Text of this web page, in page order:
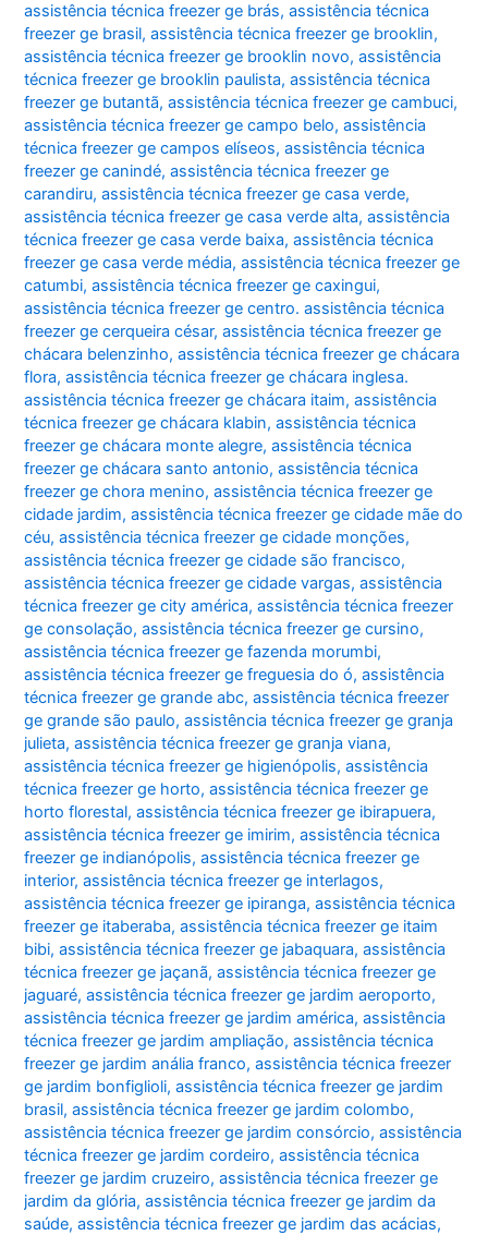
assistência técnica freezer ge brás,assistência técnica
freezer ge brasil,assistência técnica freezer ge brooklin,
assistência técnica freezer ge brooklin novo,assistência
técnica freezer ge brooklin paulista,assistência técnica
freezer ge butantã,assistência técnica freezer ge cambuci,
assistência técnica freezer ge campo belo,assistência
técnica freezer ge campos elíseos,assistência técnica
freezer ge canindé,assistência técnica freezer ge
carandiru,assistência técnica freezer ge casa verde,
assistência técnica freezer ge casa verde alta,assistência
técnica freezer ge casa verde baixa,assistência técnica
freezer ge casa verde média,assistência técnica freezer ge
catumbi,assistência técnica freezer ge caxingui,
assistência técnica freezer ge centro. assistência técnica
freezer ge cerqueira césar,assistência técnica freezer ge
chácara belenzinho,assistência técnica freezer ge chácara
flora,assistência técnica freezer ge chácara inglesa.
assistência técnica freezer ge chácara itaim,assistência
técnica freezer ge chácara klabin,assistência técnica
freezer ge chácara monte alegre,assistência técnica
freezer ge chácara santo antonio,assistência técnica
freezer ge chora menino,assistência técnica freezer ge
cidade jardim,assistência técnica freezer ge cidade mãe do
céu,assistência técnica freezer ge cidade monções,
assistência técnica freezer ge cidade são francisco,
assistência técnica freezer ge cidade vargas,assistência
técnica freezer ge city américa,assistência técnica freezer
ge consolação,assistência técnica freezer ge cursino,
assistência técnica freezer ge fazenda morumbi,
assistência técnica freezer ge freguesia do ó,assistência
técnica freezer ge grande abc,assistência técnica freezer
ge grande são paulo,assistência técnica freezer ge granja
julieta,assistência técnica freezer ge granja viana,
assistência técnica freezer ge higienópolis,assistência
técnica freezer ge horto,assistência técnica freezer ge
horto florestal,assistência técnica freezer ge ibirapuera,
assistência técnica freezer ge imirim,assistência técnica
freezer ge indianópolis,assistência técnica freezer ge
interior,assistência técnica freezer ge interlagos,
assistência técnica freezer ge ipiranga,assistência técnica
freezer ge itaberaba,assistência técnica freezer ge itaim
bibi,assistência técnica freezer ge jabaquara,assistência
técnica freezer ge jaçanã,assistência técnica freezer ge
jaguaré,assistência técnica freezer ge jardim aeroporto,
assistência técnica freezer ge jardim américa,assistência
técnica freezer ge jardim ampliação,assistência técnica
freezer ge jardim anália franco,assistência técnica freezer
ge jardim bonfiglioli,assistência técnica freezer ge jardim
brasil,assistência técnica freezer ge jardim colombo,
assistência técnica freezer ge jardim consórcio,assistência
técnica freezer ge jardim cordeiro,assistência técnica
freezer ge jardim cruzeiro,assistência técnica freezer ge
jardim da glória,assistência técnica freezer ge jardim da
saúde,assistência técnica freezer ge jardim das acácias,